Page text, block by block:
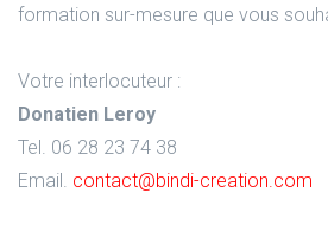
formation sur-mesure que vous
Votre interlocuteur :
Donatien Leroy
Tel. 06 28 23 74 38
Email. contact@bindi-creation.com